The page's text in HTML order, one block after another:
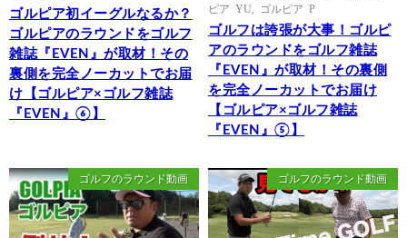
ゴルピア初イーグルなるか？
ゴルピアのラウンドをゴルフ
雑誌『EVEN』が取材！その
裏側を完全ノーカットでお届
け【ゴルピア×ゴルフ雑誌
『EVEN』⑥】
ピア YU
ゴルピア P
ゴルフは誇張が大事！ゴルピ
アのラウンドをゴルフ雑誌
『EVEN』が取材！その裏側
を完全ノーカットでお届け
【ゴルピア×ゴルフ雑誌
『EVEN』⑤】
ゴルフのラウンド動画 ゴルフのラウンド動画